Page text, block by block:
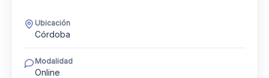
Ubicación
Córdoba
Modalidad
Online